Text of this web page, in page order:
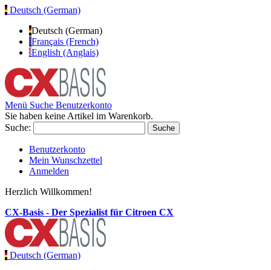
Deutsch (German)
Deutsch (German)
Français (French)
English (Anglais)
Menü Suche Benutzerkonto
Sie haben keine Artikel im Warenkorb.
Suche:
Suche
Benutzerkonto
Mein Wunschzettel
Anmelden
Herzlich Willkommen!
CX-Basis - Der Spezialist für Citroen CX
Deutsch (German)